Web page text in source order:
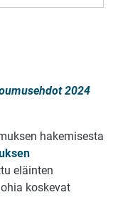
2024
hakemisesta
eläinten
koskevat